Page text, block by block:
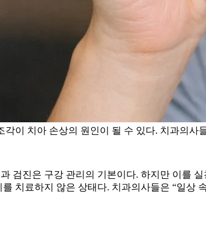
각이 치아 손상의 원인이 될 수 있다. 치과의사
검진은 구강 관리의 기본이다. 하지만 이를
를 치료하지 않은 상태다. 치과의사들은 “일상